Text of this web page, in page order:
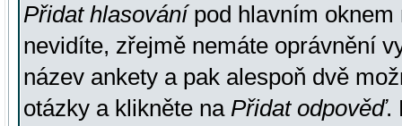
Přidat hlasovánípod hlavním oknem
nevidíte, zřejmě nemáte oprávnění
název ankety a pak alespoň dvě
otázky a klikněte na Přidat odpověď.